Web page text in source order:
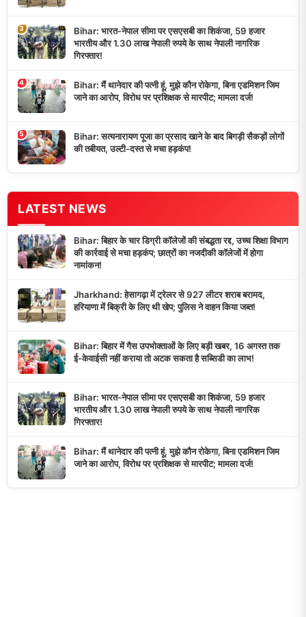
3
Bihar: भारत-नेपाल सीमा पर एसएसबी का शिकंजा, 59 हजार
भारतीय और 1.30 लाख नेपाली रुपये के साथ नेपाली नागरिक
गिरफ्तार!
4
Bihar: मैं थानेदार की पत्नी हूं, मुझे कौन रोकेगा, बिना एडमिशन जिम
जाने का आरोप, विरोध पर प्रशिक्षक से मारपीट; मामला दर्ज!
5
Bihar: सत्यनारायण पूजा का प्रसाद खाने के बाद बिगड़ी सैकड़ों लोगों
की तबीयत, उल्टी-दस्त से मचा हड़कंप!
LATEST NEWS
Bihar: बिहार के चार डिग्री कॉलेजों की संबद्धता रद्द, उच्च शिक्षा विभाग
की कार्रवाई से मचा हड़कंप; छात्रों का नजदीकी कॉलेजों में होगा
नामांकन!
Jharkhand: हेसागढ़ा में ट्रेलर से 927 लीटर शराब बरामद,
हरियाणा में बिक्री के लिए थी खेप; पुलिस ने वाहन किया जब्त!
Bihar: बिहार में गैस उपभोक्ताओं के लिए बड़ी खबर, 16 अगस्त तक
ई-केवाईसी नहीं कराया तो अटक सकता है सब्सिडी का लाभ!
Bihar: भारत-नेपाल सीमा पर एसएसबी का शिकंजा, 59 हजार
भारतीय और 1.30 लाख नेपाली रुपये के साथ नेपाली नागरिक
गिरफ्तार!
Bihar: मैं थानेदार की पत्नी हूं, मुझे कौन रोकेगा, बिना एडमिशन जिम
जाने का आरोप, विरोध पर प्रशिक्षक से मारपीट; मामला दर्ज!